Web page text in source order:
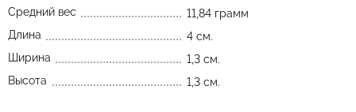
Средний вес
11,84 грамм
Длина
4 см.
Ширина
1,3 см.
Высота
1,3 см.